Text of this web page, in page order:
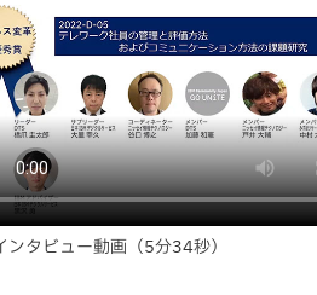
ンタビュー動画（5分34秒）